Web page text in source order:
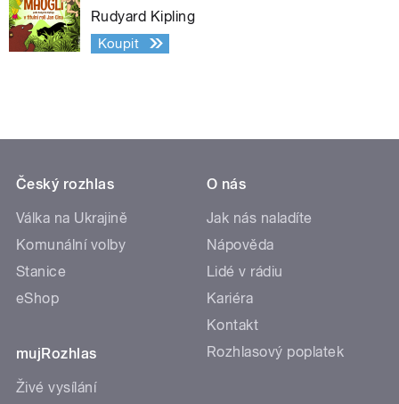
Rudyard Kipling
Koupit
Český rozhlas
Válka na Ukrajině
Komunální volby
Stanice
eShop
mujRozhlas
Živé vysílání
O nás
Jak nás naladíte
Nápověda
Lidé v rádiu
Kariéra
Kontakt
Rozhlasový poplatek